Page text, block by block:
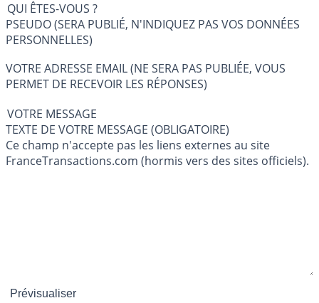
QUI ÊTES-VOUS ?
PSEUDO (SERA PUBLIÉ, N'INDIQUEZ PAS VOS DONNÉES
PERSONNELLES)
VOTRE ADRESSE EMAIL (NE SERA PAS PUBLIÉE, VOUS
PERMET DE RECEVOIR LES RÉPONSES)
VOTRE MESSAGE
TEXTE DE VOTRE MESSAGE (OBLIGATOIRE)
Ce champ n'accepte pas les liens externes au site
FranceTransactions.com (hormis vers des sites officiels).